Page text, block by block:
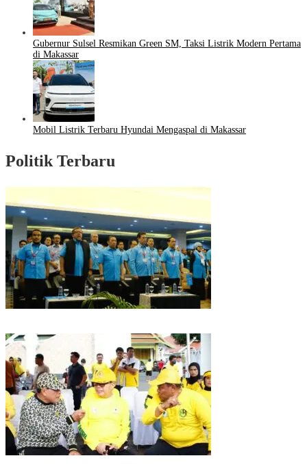
Gubernur Sulsel Resmikan Green SM, Taksi Listrik Modern Pertama
di Makassar
Mobil Listrik Terbaru Hyundai Mengaspal di Makassar
Politik Terbaru